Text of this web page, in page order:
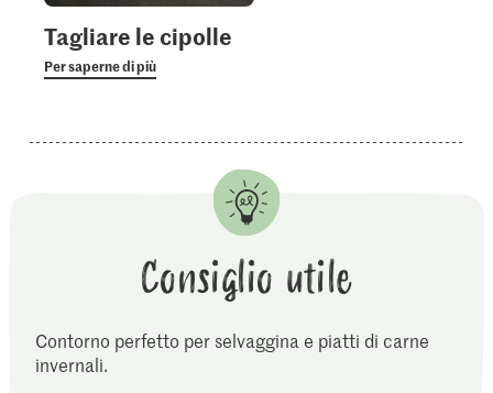
Tagliare le cipolle
Per saperne di più
Consiglio utile
Contorno perfetto per selvaggina e piatti di carne
invernali.